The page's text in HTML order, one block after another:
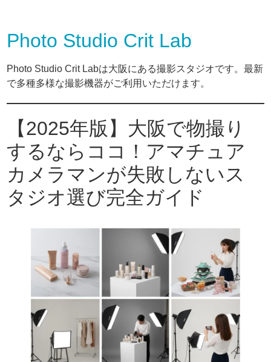
Photo Studio Crit Lab
Photo Studio Crit Labは大阪にある撮影スタジオです。最新
で多種多様な撮影機器がご利用いただけます。
【2025年版】大阪で物撮り
するならココ！アマチュア
カメラマンが失敗しないス
タジオ選び完全ガイド